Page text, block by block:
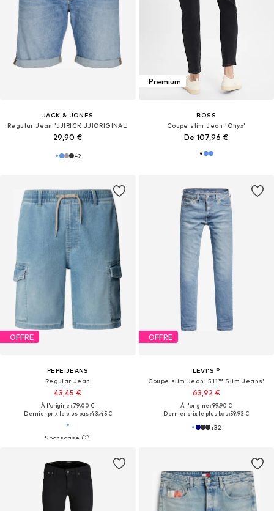
JACK & JONES
Regular Jean 'JJIRICK JJIORIGINAL'
29,90 €
+2
Premium
BOSS
Coupe slim Jean 'Onyx'
De 107,96 €
OFFRE
PEPE JEANS
Regular Jean
43,45 €
À l'origine : 79,00 €
Dernier prix le plus bas :43,45 €
OFFRE
LEVI'S ®
Coupe slim Jean '511™ Slim Jeans'
63,92 €
À l'origine : 99,90 €
Dernier prix le plus bas :59,93 €
+32